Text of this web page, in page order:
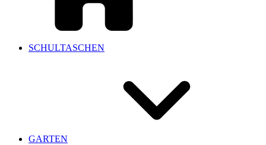
SCHULTASCHEN
GARTEN